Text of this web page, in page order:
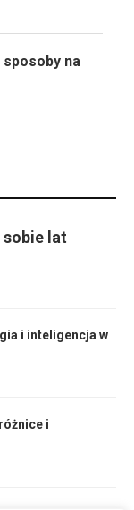
sposoby na
sobie lat
i inteligencja w
i